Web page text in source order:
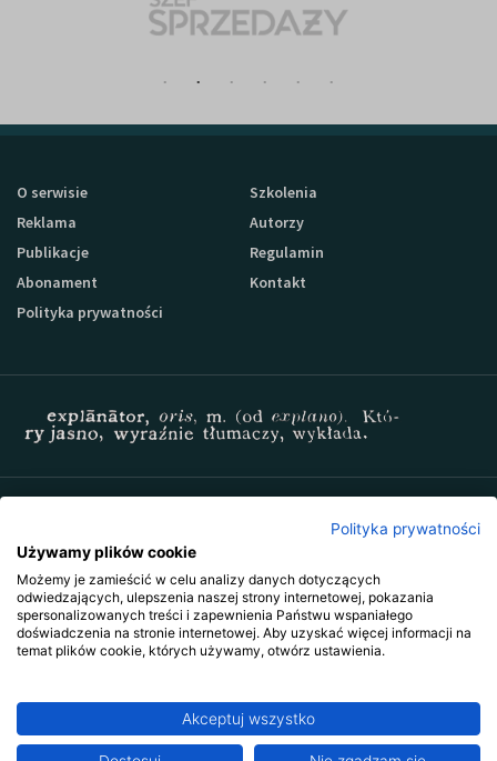
O serwisie
Szkolenia
Reklama
Autorzy
Publikacje
Regulamin
Abonament
Kontakt
Polityka prywatności
Copyright © 2009-2026 Wszystkie prawa zastrzeżone. Wydawnictwo
szkolenia i publikacje.
Polityka prywatności
Używamy plików cookie
Możemy je zamieścić w celu analizy danych dotyczących
odwiedzających, ulepszenia naszej strony internetowej, pokazania
spersonalizowanych treści i zapewnienia Państwu wspaniałego
doświadczenia na stronie internetowej. Aby uzyskać więcej informacji na
temat plików cookie, których używamy, otwórz ustawienia.
Akceptuj wszystko